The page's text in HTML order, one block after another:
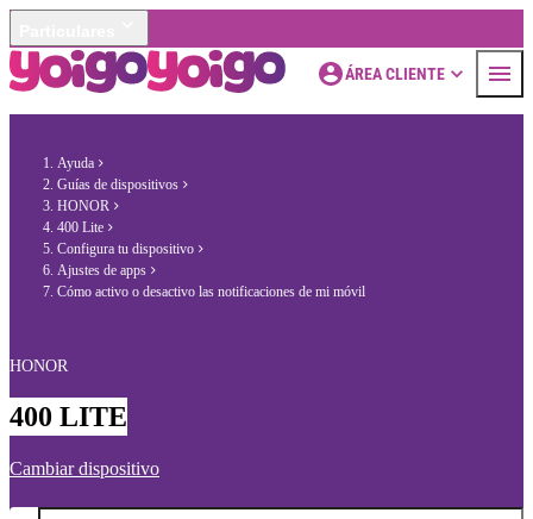
ÁREA CLIENTE
Ayuda
Guías de dispositivos
HONOR
400 Lite
Configura tu dispositivo
Ajustes de apps
Cómo activo o desactivo las notificaciones de mi móvil
HONOR
400 LITE
Cambiar dispositivo